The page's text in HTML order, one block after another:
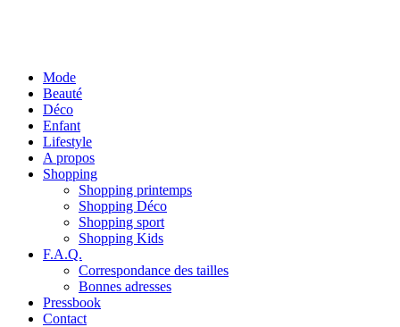
Mode
Beauté
Déco
Enfant
Lifestyle
A propos
Shopping
Shopping printemps
Shopping Déco
Shopping sport
Shopping Kids
F.A.Q.
Correspondance des tailles
Bonnes adresses
Pressbook
Contact